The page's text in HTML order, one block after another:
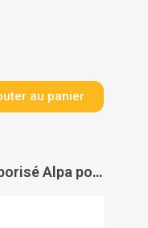
au panier
Ensemble de douche temporisé Alpa pomme fixe - PRESTO